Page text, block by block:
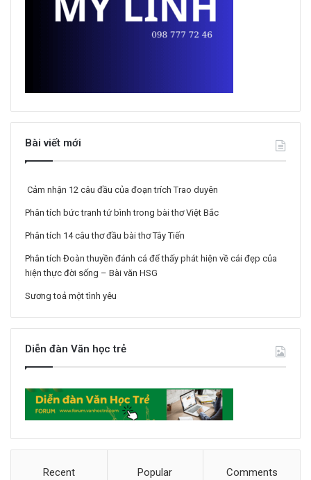
Bài viết mới
Cảm nhận 12 câu đầu của đoạn trích Trao duyên
Phân tích bức tranh tứ bình trong bài thơ Việt Bắc
Phân tích 14 câu thơ đầu bài thơ Tây Tiến
Phân tích Đoàn thuyền đánh cá để thấy phát hiện về cái đẹp của
hiện thực đời sống – Bài văn HSG
Sương toả một tình yêu
Diễn đàn Văn học trẻ
Recent Popular Comments